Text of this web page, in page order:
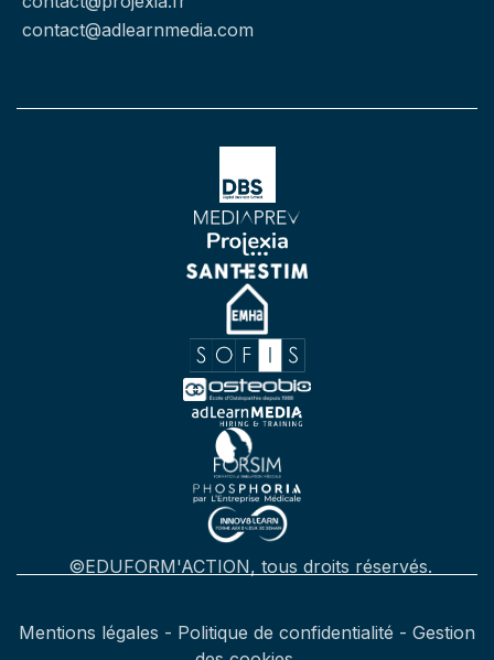
contact@adlearnmedia.com
©EDUFORM'ACTION, tous droits réservés.
Mentions légales - Politique de confidentialité - Gestion